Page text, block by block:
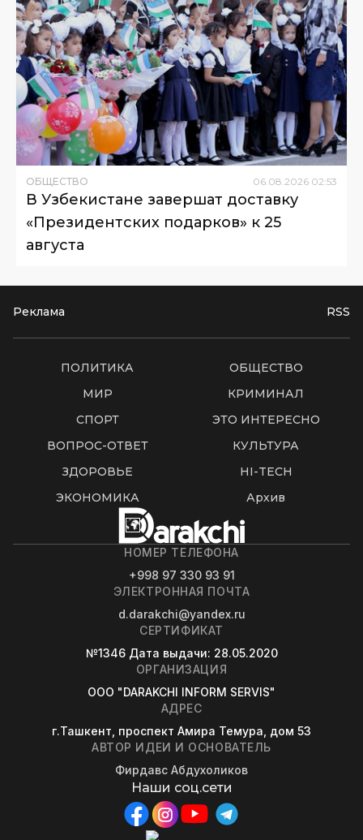
ОБЩЕСТВО 06.08.2026 02:53
В Узбекистане завершат доставку
«Президентских подарков» к 25
августа
Реклама RSS
ПОЛИТИКА
ОБЩЕСТВО
МИР
КРИМИНАЛ
СПОРТ
ЭТО ИНТЕРЕСНО
ВОПРОС-ОТВЕТ
КУЛЬТУРА
ЗДОРОВЬЕ
HI-TECH
ЭКОНОМИКА
Архив
НОМЕР ТЕЛЕФОНА
+998 97 330 93 91
ЭЛЕКТРОННАЯ ПОЧТА
d.darakchi@yandex.ru
СЕРТИФИКАТ
№1346 Дата выдачи: 28.05.2020
ОРГАНИЗАЦИЯ
OOO "DARAKCHI INFORM SERVIS"
АДРЕС
г.Ташкент, проспект Амира Темура, дом 53
АВТОР ИДЕИ И ОСНОВАТЕЛЬ
Фирдавс Абдухоликов
Наши соц.сети